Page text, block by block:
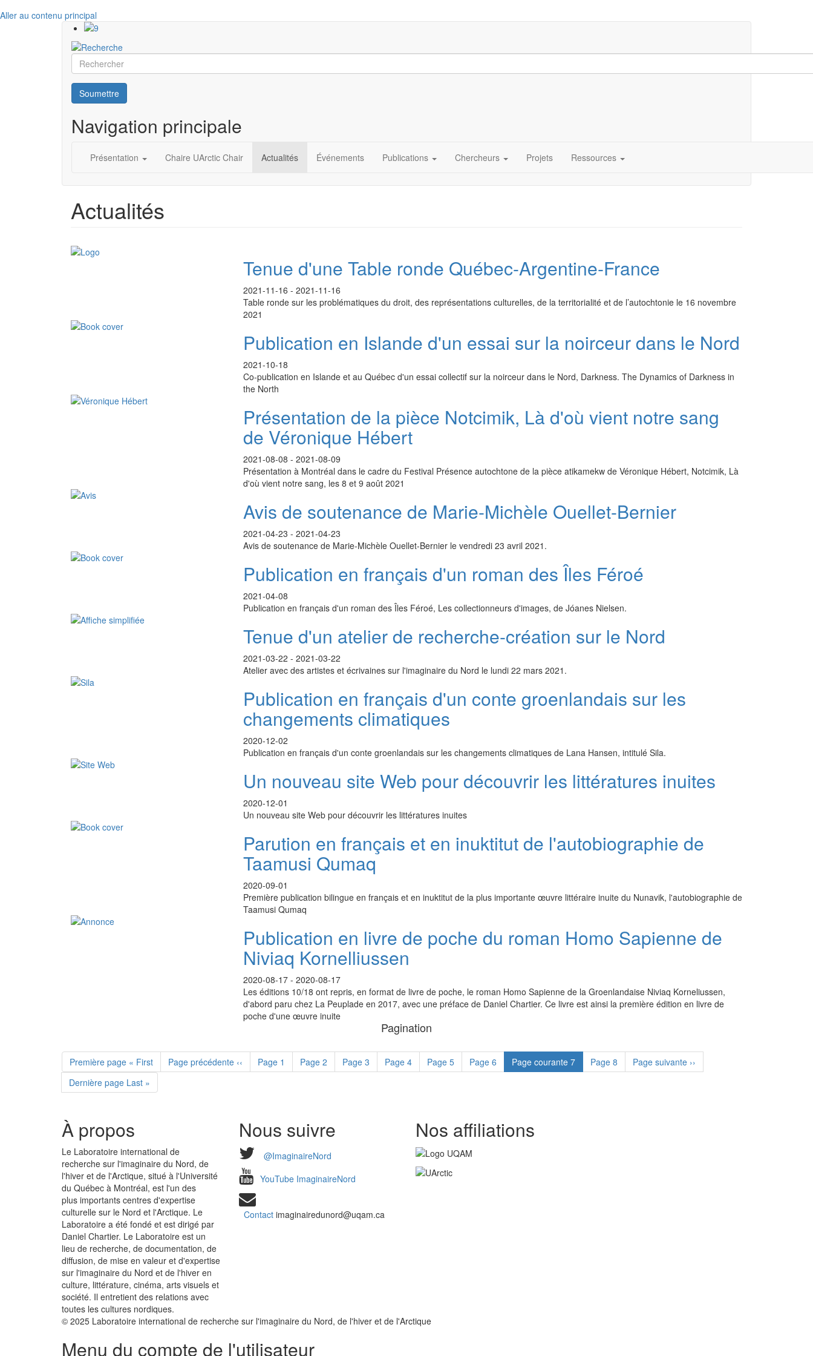
Aller au contenu principal
Rechercher
Soumettre
Navigation principale
Présentation Chaire UArctic Chair Actualités Événements Publications Chercheurs Projets Ressources
Actualités
Tenue d'une Table ronde Québec-Argentine-France
2021-11-16 - 2021-11-16
Table ronde sur les problématiques du droit, des représentations culturelles, de la territorialité et de l’autochtonie le 16 novembre
2021
Publication en Islande d'un essai sur la noirceur dans le Nord
2021-10-18
Co-publication en Islande et au Québec d'un essai collectif sur la noirceur dans le Nord, Darkness. The Dynamics of Darkness in
the North
Présentation de la pièce Notcimik, Là d'où vient notre sang
de Véronique Hébert
2021-08-08 - 2021-08-09
Présentation à Montréal dans le cadre du Festival Présence autochtone de la pièce atikamekw de Véronique Hébert, Notcimik, Là
d'où vient notre sang, les 8 et 9 août 2021
Avis de soutenance de Marie-Michèle Ouellet-Bernier
2021-04-23 - 2021-04-23
Avis de soutenance de Marie-Michèle Ouellet-Bernier le vendredi 23 avril 2021.
Publication en français d'un roman des Îles Féroé
2021-04-08
Publication en français d'un roman des Îles Féroé, Les collectionneurs d'images, de Jóanes Nielsen.
Tenue d'un atelier de recherche-création sur le Nord
2021-03-22 - 2021-03-22
Atelier avec des artistes et écrivaines sur l'imaginaire du Nord le lundi 22 mars 2021.
Publication en français d'un conte groenlandais sur les
changements climatiques
2020-12-02
Publication en français d'un conte groenlandais sur les changements climatiques de Lana Hansen, intitulé Sila.
Un nouveau site Web pour découvrir les littératures inuites
2020-12-01
Un nouveau site Web pour découvrir les littératures inuites
Parution en français et en inuktitut de l'autobiographie de
Taamusi Qumaq
2020-09-01
Première publication bilingue en français et en inuktitut de la plus importante œuvre littéraire inuite du Nunavik, l'autobiographie de
Taamusi Qumaq
Publication en livre de poche du roman Homo Sapienne de
Niviaq Kornelliussen
2020-08-17 - 2020-08-17
Les éditions 10/18 ont repris, en format de livre de poche, le roman Homo Sapienne de la Groenlandaise Niviaq Korneliussen,
d'abord paru chez La Peuplade en 2017, avec une préface de Daniel Chartier. Ce livre est ainsi la première édition en livre de
poche d'une œuvre inuite
Pagination
Première page « First Page précédente ‹‹ Page 1 Page 2 Page 3 Page 4 Page 5 Page 6 Page courante 7 Page 8 Page suivante ››
Dernière page Last »
À propos
Le Laboratoire international de
recherche sur l'imaginaire du Nord, de
l'hiver et de l'Arctique, situé à l'Université
du Québec à Montréal, est l'un des
plus importants centres d'expertise
culturelle sur le Nord et l'Arctique. Le
Laboratoire a été fondé et est dirigé par
Daniel Chartier. Le Laboratoire est un
lieu de recherche, de documentation, de
diffusion, de mise en valeur et d'expertise
sur l'imaginaire du Nord et de l'hiver en
culture, littérature, cinéma, arts visuels et
société. Il entretient des relations avec
toutes les cultures nordiques.
Nous suivre
@ImaginaireNord
YouTube ImaginaireNord
Contactimaginairedunord@uqam.ca
Nos affiliations
© 2025 Laboratoire international de recherche sur l'imaginaire du Nord, de l'hiver et de l'Arctique
Menu du compte de l'utilisateur